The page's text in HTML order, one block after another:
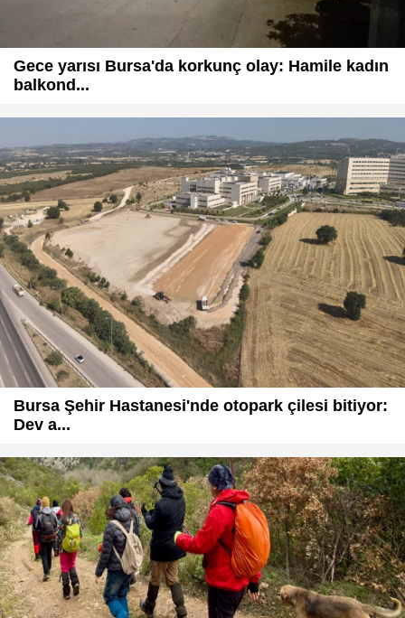
Gece yarısı Bursa'da korkunç olay: Hamile kadın
balkond...
Bursa Şehir Hastanesi'nde otopark çilesi bitiyor:
Dev a...